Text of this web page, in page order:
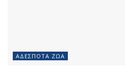
ΑΔΈΣΠΟΤΑ ΖΏΑ